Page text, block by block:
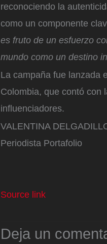
reconociendo la
como un componente
es fruto de un esfuerzo
mundo como un destino
La campaña fue lanzada
Colombia, que contó con
influenciadores.
VALENTINA
Periodista Portafolio
Source link
Deja un